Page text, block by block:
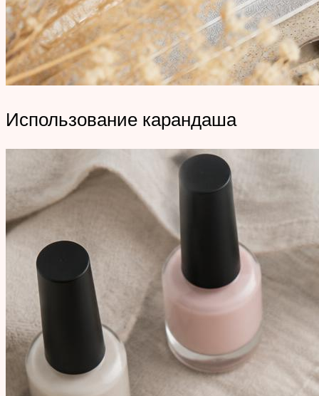
Использование карандаша